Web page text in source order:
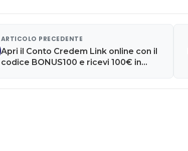
ARTICOLO PRECEDENTE
Apri il Conto Credem Link online con il
codice BONUS100 e ricevi 100€ in